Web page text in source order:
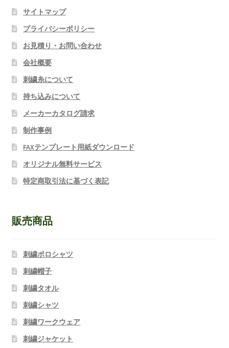
サイトマップ
プライバシーポリシー
お見積り・お問い合わせ
会社概要
刺繍糸について
持ち込みについて
メーカーカタログ請求
制作事例
FAXテンプレート用紙ダウンロード
オリジナル無料サービス
特定商取引法に基づく表記
販売商品
刺繍ポロシャツ
刺繍帽子
刺繍タオル
刺繍シャツ
刺繍ワークウェア
刺繍ジャケット